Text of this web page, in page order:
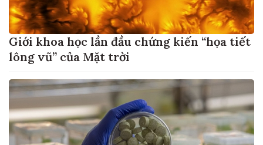
Giới khoa học lần đầu chứng kiến “họa tiết
lông vũ” của Mặt trời